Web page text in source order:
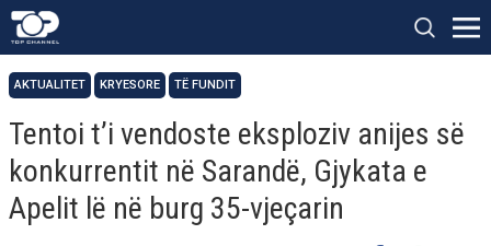
AKTUALITET KRYESORE TË FUNDIT
Tentoi t’i vendoste eksploziv anijes së
konkurrentit në Sarandë, Gjykata e
Apelit lë në burg 35-vjeçarin